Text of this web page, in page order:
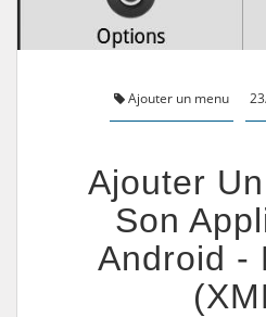
Ajouter un menu
Ajouter
Son
Android -